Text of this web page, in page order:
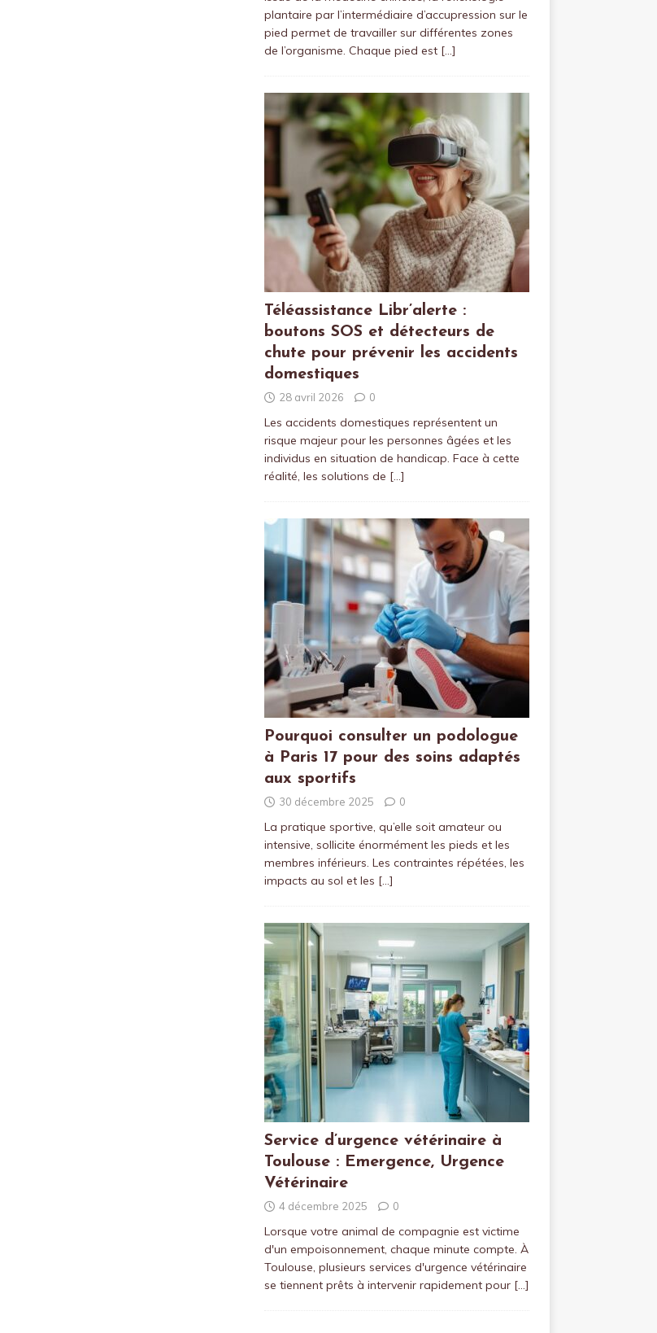
plantaire par l’intermédiaire d’accupression sur le
pied permet de travailler sur différentes zones
de l’organisme. Chaque pied est […]
Téléassistance Libr’alerte :
boutons SOS et détecteurs de
chute pour prévenir les accidents
domestiques
28 avril 2026 0
Les accidents domestiques représentent un
risque majeur pour les personnes âgées et les
individus en situation de handicap. Face à cette
réalité, les solutions de […]
Pourquoi consulter un podologue
à Paris 17 pour des soins adaptés
aux sportifs
30 décembre 2025 0
La pratique sportive, qu’elle soit amateur ou
intensive, sollicite énormément les pieds et les
membres inférieurs. Les contraintes répétées, les
impacts au sol et les […]
Service d’urgence vétérinaire à
Toulouse : Emergence, Urgence
Vétérinaire
4 décembre 2025 0
Lorsque votre animal de compagnie est victime
d'un empoisonnement, chaque minute compte. À
Toulouse, plusieurs services d'urgence vétérinaire
se tiennent prêts à intervenir rapidement pour […]